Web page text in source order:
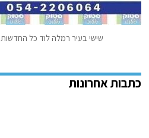
שישי בעיר רמלה לוד כל החדשות